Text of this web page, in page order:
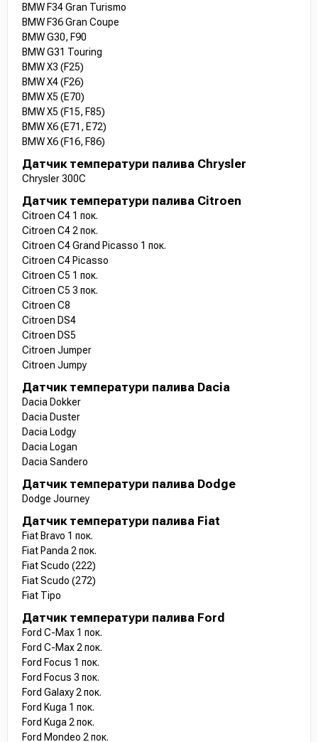
BMW F34 Gran Turismo
BMW F36 Gran Coupe
BMW G30, F90
BMW G31 Touring
BMW X3 (F25)
BMW X4 (F26)
BMW X5 (E70)
BMW X5 (F15, F85)
BMW X6 (E71, E72)
BMW X6 (F16, F86)
Датчик температури палива Chrysler
Chrysler 300C
Датчик температури палива Citroen
Citroen C4 1 пок.
Citroen C4 2 пок.
Citroen C4 Grand Picasso 1 пок.
Citroen C4 Picasso
Citroen C5 1 пок.
Citroen C5 3 пок.
Citroen C8
Citroen DS4
Citroen DS5
Citroen Jumper
Citroen Jumpy
Датчик температури палива Dacia
Dacia Dokker
Dacia Duster
Dacia Lodgy
Dacia Logan
Dacia Sandero
Датчик температури палива Dodge
Dodge Journey
Датчик температури палива Fiat
Fiat Bravo 1 пок.
Fiat Panda 2 пок.
Fiat Scudo (222)
Fiat Scudo (272)
Fiat Tipo
Датчик температури палива Ford
Ford C-Max 1 пок.
Ford C-Max 2 пок.
Ford Focus 1 пок.
Ford Focus 3 пок.
Ford Galaxy 2 пок.
Ford Kuga 1 пок.
Ford Kuga 2 пок.
Ford Mondeo 2 пок.